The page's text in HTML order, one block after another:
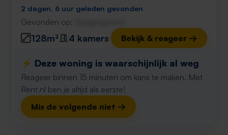
2 dagen, 6 uur geleden gevonden
Gevonden op:
128m² 4 kamers Bekijk & reageer →
⚡️ Deze woning is waarschijnlijk al weg
Reageer binnen 15 minuten om kans te maken. Met
Rent.nl ben je altijd als eerste!
Mis de volgende niet →